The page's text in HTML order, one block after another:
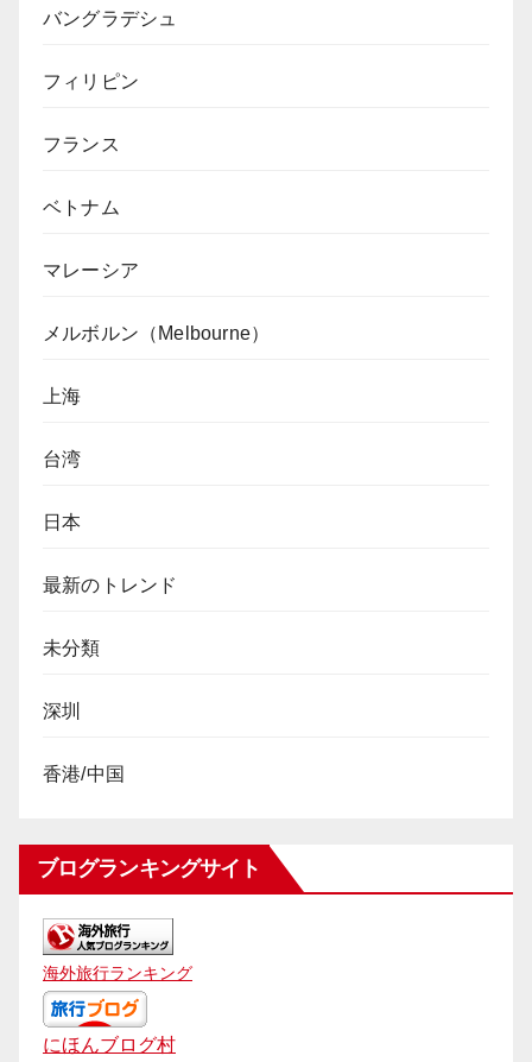
バングラデシュ
フィリピン
フランス
ベトナム
マレーシア
メルボルン（Melbourne）
上海
台湾
日本
最新のトレンド
未分類
深圳
香港/中国
ブログランキングサイト
海外旅行ランキング
にほんブログ村